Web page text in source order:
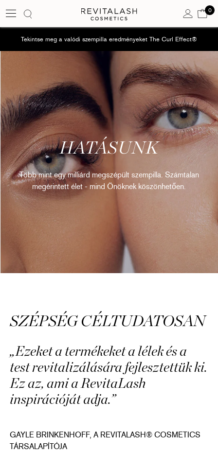
0
0
Tekintse meg a valódi szempilla eredményeket The Curl Effect®
HATÁSUNK
Több mint egy milliárd megszépült szempilla. Számtalan
megérintett élet - mind Önöknek köszönhetően.
SZÉPSÉG CÉLTUDATOSAN
„Ezeket a termékeket a lélek és a
test revitalizálására fejlesztettük ki.
Ez az, ami a RevitaLash
inspirációját adja.”
GAYLE BRINKENHOFF, A REVITALASH® COSMETICS
TÁRSALAPÍTÓJA